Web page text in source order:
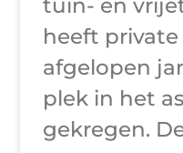
tuin- en
heeft
afgelopen
plek in het
gekregen.